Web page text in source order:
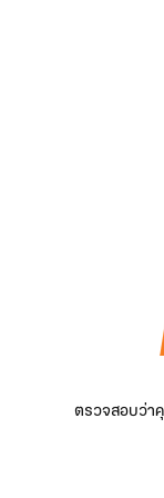
ตรวจสอบว่า